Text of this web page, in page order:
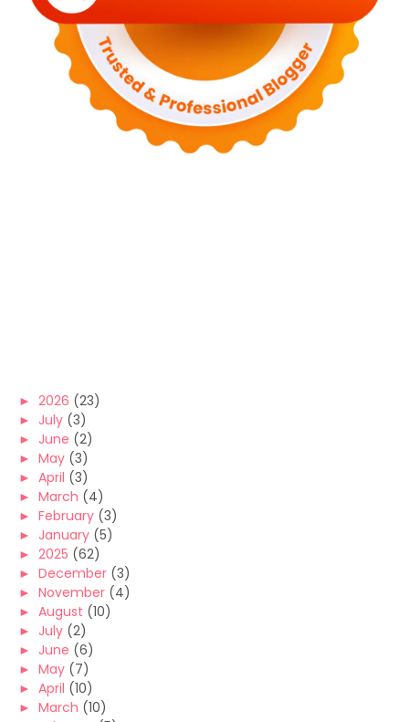
► 2026 (23)
► July (3)
► June (2)
► May (3)
► April (3)
► March (4)
► February (3)
► January (5)
► 2025 (62)
► December (3)
► November (4)
► August (10)
► July (2)
► June (6)
► May (7)
► April (10)
► March (10)